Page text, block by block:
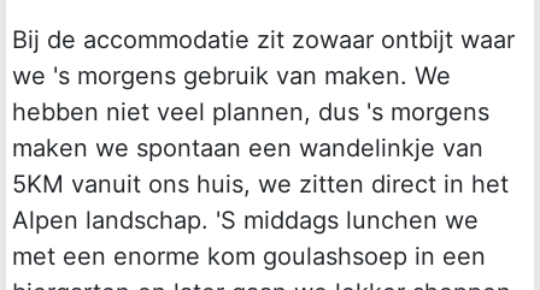
Bij de accommodatie zit zowaar ontbijt waar
we 's morgens gebruik van maken. We
hebben niet veel plannen, dus 's morgens
maken we spontaan een wandelinkje van
5KM vanuit ons huis, we zitten direct in het
Alpen landschap. 'S middags lunchen we
met een enorme kom goulashsoep in een